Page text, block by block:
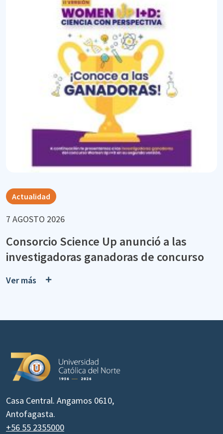
Actualidad
7 AGOSTO 2026
Consorcio Science Up anunció a las
investigadoras ganadoras de concurso
Ver más
Casa Central. Angamos 0610,
Antofagasta.
+56 55 2355000